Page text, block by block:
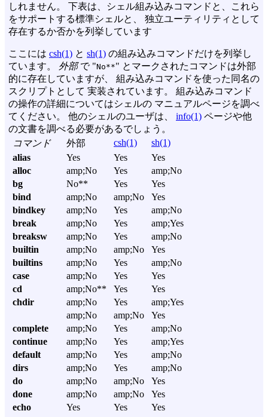
しれません。 下表は、シェル組み込みコマンドと、これら
をサポートする標準シェルと、 独立ユーティリティとして
存在するか否かを列挙しています
ここには csh(1) と sh(1) の組み込みコマンドだけを列挙し
ています。 外部で "No**" とマークされたコマンドは外部
的に存在していますが、 組み込みコマンドを使った同名の
スクリプトとして 実装されています。 組み込みコマンド
の操作の詳細についてはシェルの マニュアルページを調べ
てください。 他のシェルのユーザは、 info(1) ページや他
の文書を調べる必要があるでしょう。
コマンド
外部 csh(1)
sh(1)
alias
Yes Yes
Yes
alloc
amp;No Yes
amp;No
bg
No** Yes
Yes
bind
amp;No amp;No
Yes
bindkey
amp;No Yes
amp;No
break
amp;No Yes
amp;Yes
breaksw
amp;No Yes
amp;No
builtin
amp;No amp;No
Yes
builtins
amp;No Yes
amp;No
case
amp;No Yes
Yes
cd
amp;No** Yes
Yes
chdir
amp;No Yes
amp;Yes
amp;No
amp;No
Yes
complete
amp;No Yes
amp;No
continue
amp;No Yes
amp;Yes
default
amp;No Yes
amp;No
dirs
amp;No Yes
amp;No
do
amp;No amp;No
Yes
done
amp;No amp;No
Yes
echo
Yes Yes
Yes